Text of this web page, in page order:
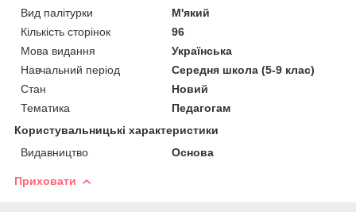
Вид палітурки
М'який
Кількість сторінок
96
Мова видання
Українська
Навчальний період
Середня школа (5-9 клас)
Стан
Новий
Тематика
Педагогам
Користувальницькі характеристики
Видавництво
Основа
Приховати